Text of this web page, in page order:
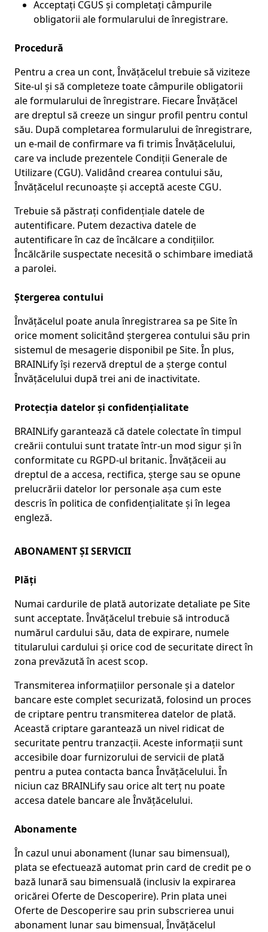
Acceptați CGUS și completați câmpurile
obligatorii ale formularului de înregistrare.
Procedură
Pentru a crea un cont, Învățăcelul trebuie să viziteze
Site-ul și să completeze toate câmpurile obligatorii
ale formularului de înregistrare. Fiecare Învățăcel
are dreptul să creeze un singur profil pentru contul
său. După completarea formularului de înregistrare,
un e-mail de confirmare va fi trimis Învățăcelului,
care va include prezentele Condiții Generale de
Utilizare (CGU). Validând crearea contului său,
Învățăcelul recunoaște și acceptă aceste CGU.
Trebuie să păstrați confidențiale datele de
autentificare. Putem dezactiva datele de
autentificare în caz de încălcare a condițiilor.
Încălcările suspectate necesită o schimbare imediată
a parolei.
Ștergerea contului
Învățăcelul poate anula înregistrarea sa pe Site în
orice moment solicitând ștergerea contului său prin
sistemul de mesagerie disponibil pe Site. În plus,
BRAINLify își rezervă dreptul de a șterge contul
Învățăcelului după trei ani de inactivitate.
Protecția datelor și confidențialitate
BRAINLify garantează că datele colectate în timpul
creării contului sunt tratate într-un mod sigur și în
conformitate cu RGPD-ul britanic. Învățăceii au
dreptul de a accesa, rectifica, șterge sau se opune
prelucrării datelor lor personale așa cum este
descris în politica de confidențialitate și în legea
engleză.
ABONAMENT ȘI SERVICII
Plăți
Numai cardurile de plată autorizate detaliate pe Site
sunt acceptate. Învățăcelul trebuie să introducă
numărul cardului său, data de expirare, numele
titularului cardului și orice cod de securitate direct în
zona prevăzută în acest scop.
Transmiterea informațiilor personale și a datelor
bancare este complet securizată, folosind un proces
de criptare pentru transmiterea datelor de plată.
Această criptare garantează un nivel ridicat de
securitate pentru tranzacții. Aceste informații sunt
accesibile doar furnizorului de servicii de plată
pentru a putea contacta banca Învățăcelului. În
niciun caz BRAINLify sau orice alt terț nu poate
accesa datele bancare ale Învățăcelului.
Abonamente
În cazul unui abonament (lunar sau bimensual),
plata se efectuează automat prin card de credit pe o
bază lunară sau bimensuală (inclusiv la expirarea
oricărei Oferte de Descoperire). Prin plata unei
Oferte de Descoperire sau prin subscrierea unui
abonament lunar sau bimensual, Învățăcelul